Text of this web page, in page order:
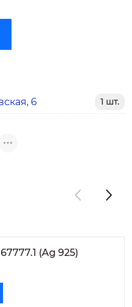
6 1 шт.
(Ag 925)